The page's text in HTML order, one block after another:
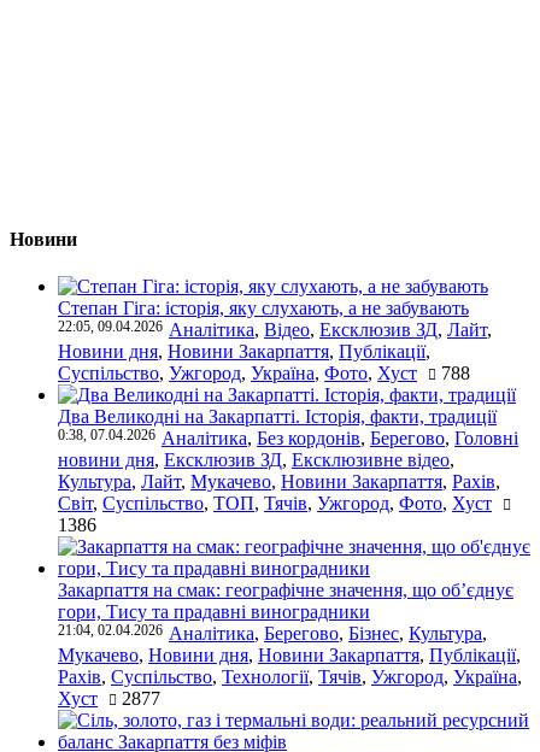
Новини
Степан Гіга: історія, яку слухають, а не забувають
22:05, 09.04.2026 Аналітика, Відео, Ексклюзив ЗД, Лайт,
Новини дня, Новини Закарпаття, Публікації,
Суспільство, Ужгород, Україна, Фото, Хуст 788
Два Великодні на Закарпатті. Історія, факти, традиції
0:38, 07.04.2026 Аналітика, Без кордонів, Берегово, Головні
новини дня, Ексклюзив ЗД, Ексклюзивне відео,
Культура, Лайт, Мукачево, Новини Закарпаття, Рахів,
Світ, Суспільство, ТОП, Тячів, Ужгород, Фото, Хуст
1386
Закарпаття на смак: географічне значення, що об’єднує
гори, Тису та прадавні виноградники
21:04, 02.04.2026 Аналітика, Берегово, Бізнес, Культура,
Мукачево, Новини дня, Новини Закарпаття, Публікації,
Рахів, Суспільство, Технології, Тячів, Ужгород, Україна,
Хуст
2877